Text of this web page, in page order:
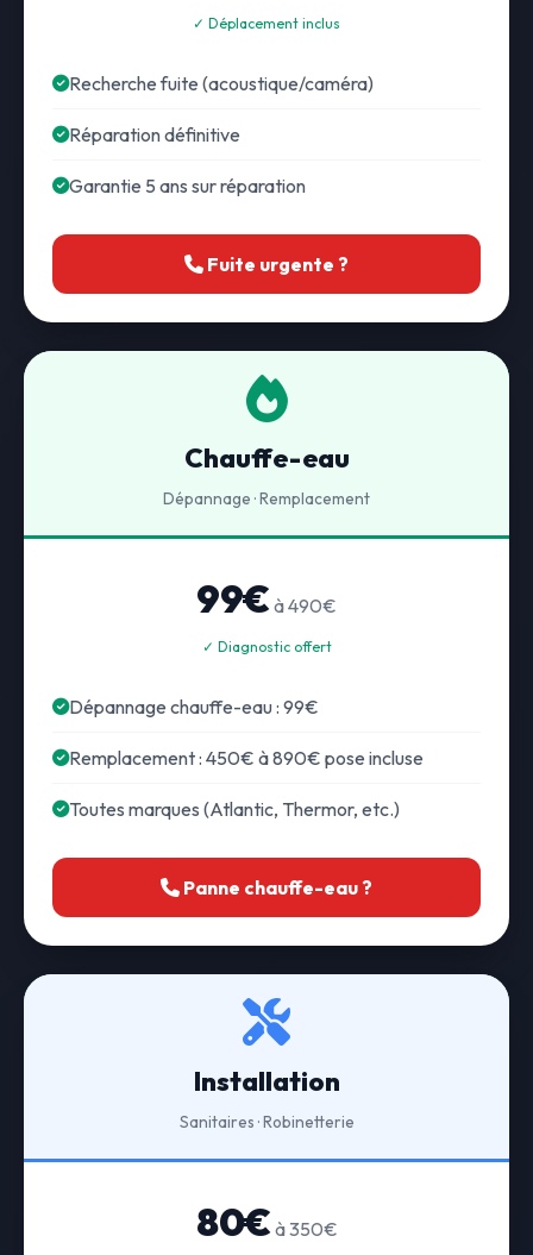
✓ Déplacement inclus
Recherche fuite (acoustique/caméra)
Réparation définitive
Garantie 5 ans sur réparation
Fuite urgente ?
Chauffe-eau
Dépannage · Remplacement
99€ à 490€
✓ Diagnostic offert
Dépannage chauffe-eau : 99€
Remplacement : 450€ à 890€ pose incluse
Toutes marques (Atlantic, Thermor, etc.)
Panne chauffe-eau ?
Installation
Sanitaires · Robinetterie
80€ à 350€